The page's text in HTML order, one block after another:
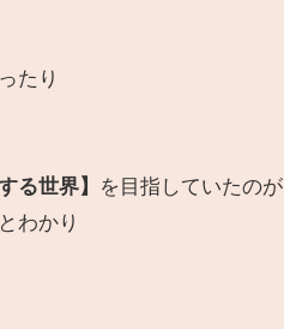
たり
る世界】
を目指していたのが
わかり